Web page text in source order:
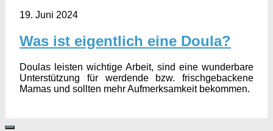
19. Juni 2024
Was ist eigentlich eine Doula?
Doulas leisten wichtige Arbeit, sind eine wunderbare
Unterstützung für werdende bzw. frischgebackene
Mamas und sollten mehr Aufmerksamkeit bekommen.